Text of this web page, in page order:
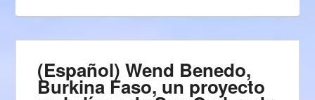
(Español) Wend Benedo,
Burkina Faso, un proyecto